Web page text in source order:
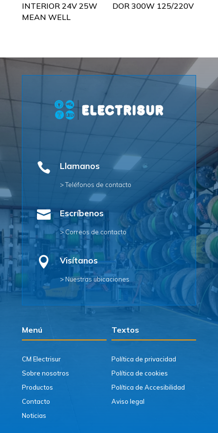
INTERIOR 24V 25W
MEAN WELL
DOR 300W 125/220V
 Llamanos
> Teléfonos de contacto
 Escríbenos
> Correos de contacto
 Visítanos
> Nuestras ubicaciones
Menú Textos
CM Electrisur
Sobre nosotros
Productos
Contacto
Noticias
Política de privacidad
Política de cookies
Política de Accesibilidad
Aviso legal